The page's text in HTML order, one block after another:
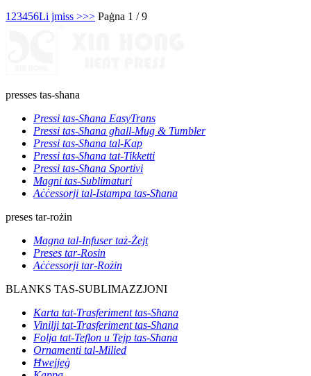
1 23456Li jmiss >>> Paġna 1 / 9
presses tas-sħana
Pressi tas-Sħana EasyTrans
Pressi tas-Sħana għall-Mug & Tumbler
Pressi tas-Sħana tal-Kap
Pressi tas-Sħana tat-Tikketti
Pressi tas-Sħana Sportivi
Magni tas-Sublimaturi
Aċċessorji tal-Istampa tas-Sħana
preses tar-rożin
Magna tal-Infuser taż-Żejt
Preses tar-Rosin
Aċċessorji tar-Rożin
BLANKS TAS-SUBLIMAZZJONI
Karta tat-Trasferiment tas-Sħana
Vinilji tat-Trasferiment tas-Sħana
Folja tat-Teflon u Tejp tas-Sħana
Ornamenti tal-Milied
Ħwejjeġ